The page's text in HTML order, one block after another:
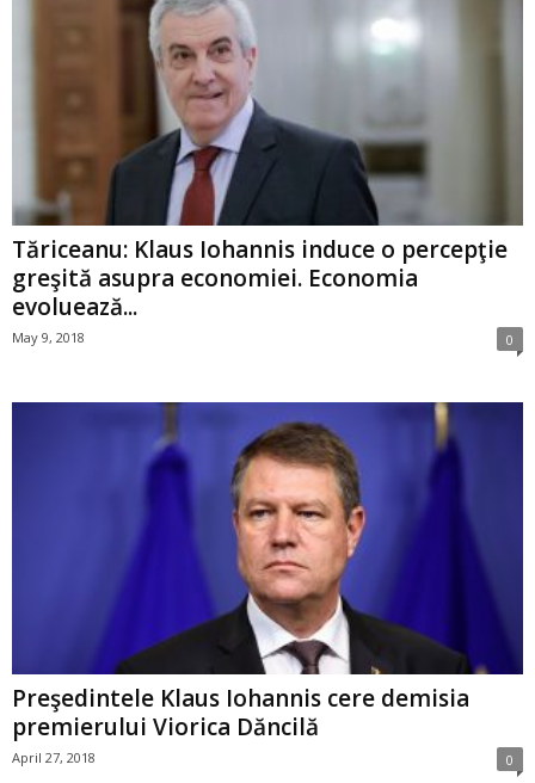
Tăriceanu: Klaus Iohannis induce o percepţie
greşită asupra economiei. Economia
evoluează...
May 9, 2018 0
Preşedintele Klaus Iohannis cere demisia
premierului Viorica Dăncilă
April 27, 2018 0